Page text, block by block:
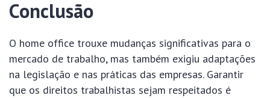
Conclusão
O home office trouxe mudanças significativas para o
mercado de trabalho, mas também exigiu adaptações
na legislação e nas práticas das empresas. Garantir
que os direitos trabalhistas sejam respeitados é